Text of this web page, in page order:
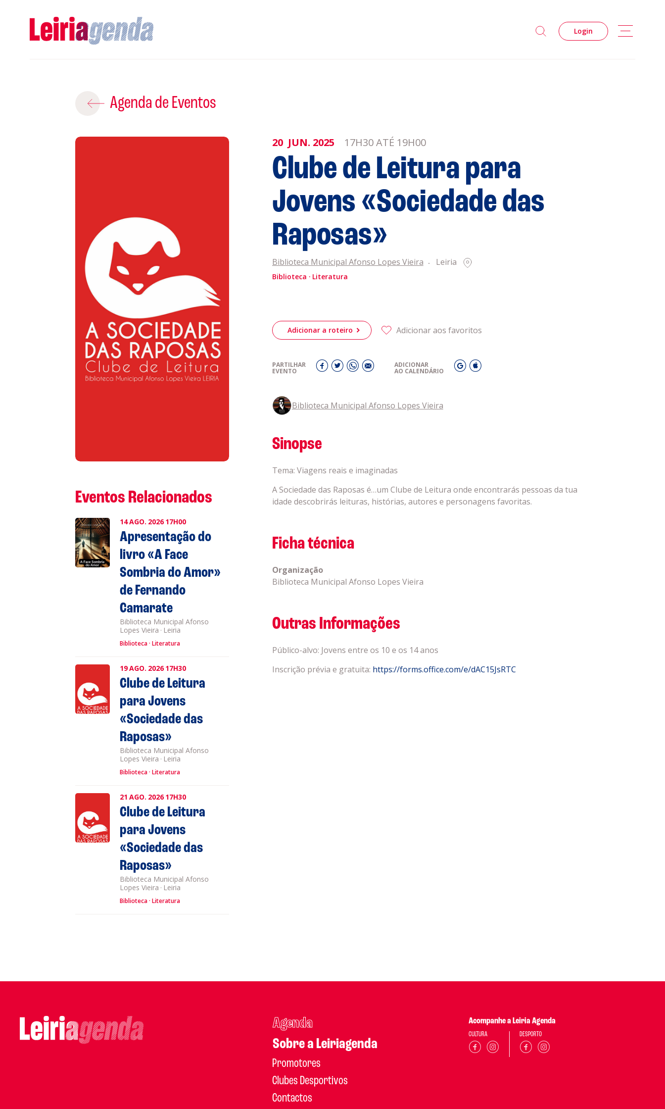
Login
Agenda
Sobre a
Leiriagenda
Promotores
Clubes Desportivos
Contactos
Política de Privacidade
Política de Cookies
CULTURA DESPORTO
Agenda de Eventos
20 JUN. 2025 17H30 ATÉ 19H00
Clube de Leitura para
Jovens «Sociedade das
Raposas»
Biblioteca Municipal Afonso Lopes Vieira Leiria
Biblioteca Literatura
Adicionar a roteiro Adicionar aos favoritos
PARTILHAR
EVENTO
ADICIONAR
AO CALENDÁRIO
Biblioteca Municipal Afonso Lopes Vieira
Sinopse
Tema: Viagens reais e imaginadas
A Sociedade das Raposas é…um Clube de Leitura onde encontrarás pessoas da tua
idade descobrirás leituras, histórias, autores e personagens favoritas.
Ficha técnica
Organização
Biblioteca Municipal Afonso Lopes Vieira
Outras Informações
Público-alvo: Jovens entre os 10 e os 14 anos
Inscrição prévia e gratuita: https://forms.office.com/e/dAC15JsRTC
Eventos Relacionados
14AGO. 202617H00
Apresentação do
livro «A Face
Sombria do Amor»
de Fernando
Camarate
Biblioteca Municipal Afonso
Lopes Vieira · Leiria
Biblioteca Literatura
19AGO. 202617H30
Clube de Leitura
para Jovens
«Sociedade das
Raposas»
Biblioteca Municipal Afonso
Lopes Vieira · Leiria
Biblioteca Literatura
21 AGO. 202617H30
Clube de Leitura
para Jovens
«Sociedade das
Raposas»
Biblioteca Municipal Afonso
Lopes Vieira · Leiria
Biblioteca Literatura
ROTEIROS EXISTENTES
Agenda
Sobre a Leiriagenda
Promotores
Clubes Desportivos
Contactos
Acompanhe a Leiria Agenda
CULTURA DESPORTO